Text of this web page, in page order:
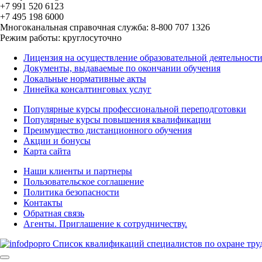
+7 991 520 6123
+7 495 198 6000
Многоканальная справочная служба: 8-800 707 1326
Режим работы: круглосуточно
Лицензия на осуществление образовательной деятельности
Документы, выдаваемые по окончании обучения
Локальные нормативные акты
Линейка консалтинговых услуг
Популярные курсы профессиональной переподготовки
Популярные курсы повышения квалификации
Преимущество дистанционного обучения
Акции и бонусы
Карта сайта
Наши клиенты и партнеры
Пользовательское соглашение
Политика безопасности
Контакты
Обратная связь
Агенты. Приглашение к сотрудничеству.